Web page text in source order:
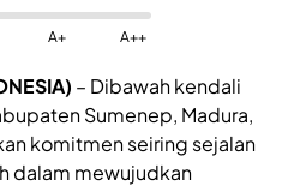
A+ A++
– Dibawah kendali
Sumenep, Madura,
komitmen seiring sejalan
dalam mewujudkan